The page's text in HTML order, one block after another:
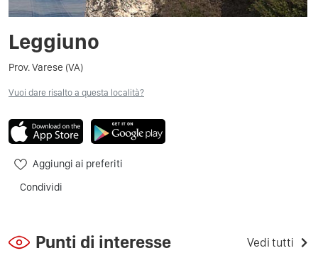
Leggiuno
Prov. Varese (VA)
Vuoi dare risalto a questa località?
Aggiungi ai preferiti
Condividi
Punti di interesse Vedi tutti